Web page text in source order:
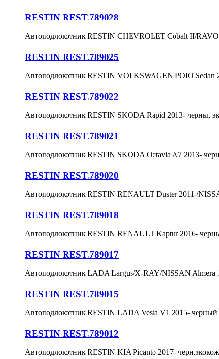
RESTIN REST.789028
Автоподлокотник RESTIN CHEVROLET Cobalt II/
RESTIN REST.789025
Автоподлокотник RESTIN VOLKSWAGEN POIO Sedan
RESTIN REST.789022
Автоподлокотник RESTIN SKODA Rapid 2013- черны,
RESTIN REST.789021
Автоподлокотник RESTIN SKODA Octavia A7 2013-
RESTIN REST.789020
Автоподлокотник RESTIN RENAULT Duster 2011-/
RESTIN REST.789018
Автоподлокотник RESTIN RENAULT Kaptur 2016-
RESTIN REST.789017
Автоподлокотник LADA Largus/X-RAY/NISSAN Almera
RESTIN REST.789015
Автоподлокотник RESTIN LADA Vesta V1 2015- черный
RESTIN REST.789012
Автоподлокотник RESTIN KIA Picanto 2017-